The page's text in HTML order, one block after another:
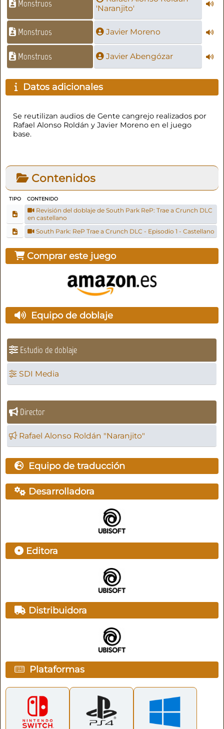
Monstruos
'Naranjito'
Monstruos Javier Moreno
Monstruos Javier Abengózar
Datos adicionales
Se reutilizan audios de Gente cangrejo realizados por
Rafael Alonso Roldán y Javier Moreno en el juego
base.
Contenidos
TIPO CONTENIDO
Revisión del doblaje de South Park ReP: Trae a Crunch DLC
en castellano
South Park: ReP Trae a Crunch DLC - Episodio 1 - Castellano
Comprar este juego
Equipo de doblaje
Estudio de doblaje
SDI Media
Director
Rafael Alonso Roldán "Naranjito"
Equipo de traducción
Desarrolladora
Editora
Distribuidora
Plataformas